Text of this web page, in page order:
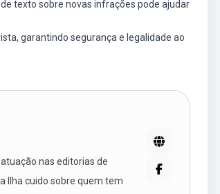
texto sobre novas infrações pode ajudar
garantindo segurança e legalidade ao
nas editorias de
Ilha cuido sobre quem tem